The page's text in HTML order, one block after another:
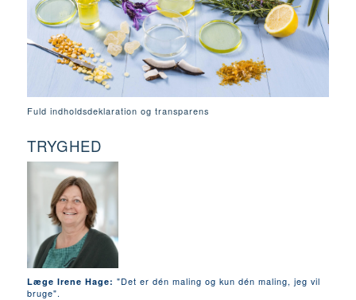
Fuld indholdsdeklaration og transparens
TRYGHED
Læge Irene Hage: "Det er dén maling og kun dén maling, jeg vil
bruge".